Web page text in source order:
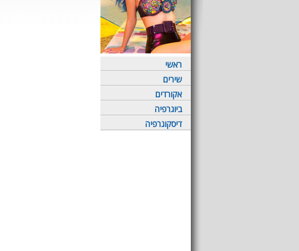
ראשי
שירים
אקורדים
ביוגרפיה
דיסקוגרפיה